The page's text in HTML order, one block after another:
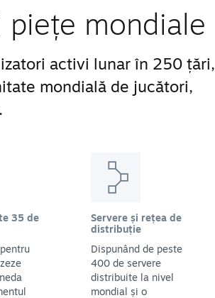
piețe mondiale
activi lunar în 250 țări,
mondială de jucători,
35 de
Servere și rețea de
distribuție
Dispunând de peste
400 de servere
distribuite la nivel
mondial și o